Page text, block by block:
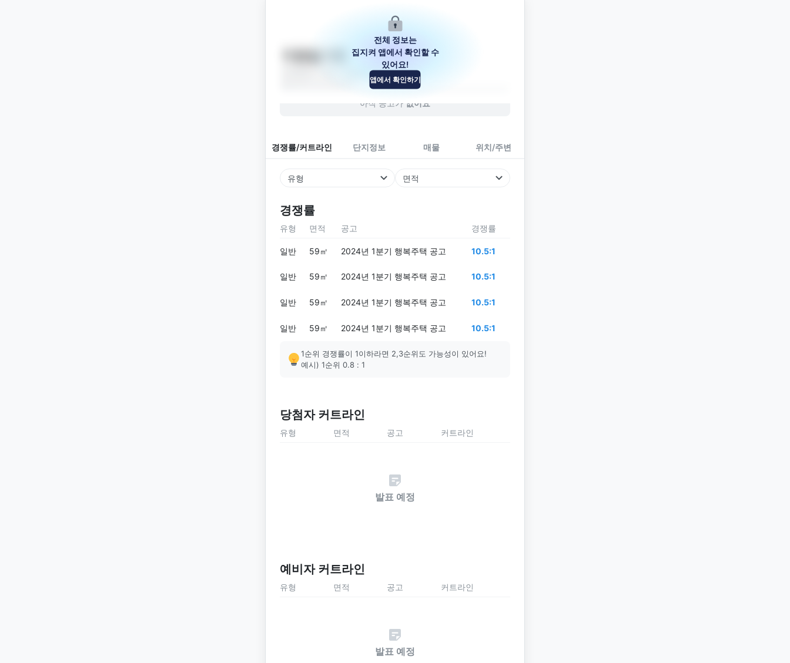
아람빌 5호
대전광역시 동구 우암로326번길 29-2
아직 공고가 없어요
경쟁률/커트라인 단지정보 매물 위치/주변
유형 면적
경쟁률
전체 정보는
집지켜 앱에서 확인할 수
있어요!
앱에서 확인하기
유형 면적 공고 경쟁률
일반 59㎡ 2024년 1분기 행복주택 공고 10.5:1
일반 59㎡ 2024년 1분기 행복주택 공고 10.5:1
일반 59㎡ 2024년 1분기 행복주택 공고 10.5:1
일반 59㎡ 2024년 1분기 행복주택 공고 10.5:1
1순위 경쟁률이 1이하라면 2,3순위도 가능성이 있어요!
예시) 1순위 0.8 : 1
당첨자 커트라인
유형 면적 공고 커트라인
발표 예정
예비자 커트라인
유형 면적 공고 커트라인
발표 예정